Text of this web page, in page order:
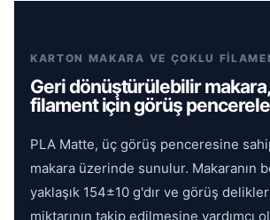
KARTON MAKARA VE ÇOKLU
Geri dönüştürülebilir
filament için görüş
PLA Matte, üç görüş penceresine
makara üzerinde sunulur. Makaranın
yaklaşık 154±10 g'dır ve görüş
miktarının takip edilmesine yardımcı